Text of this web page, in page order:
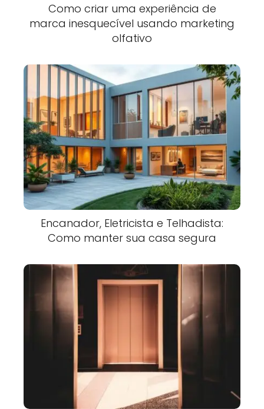
Como criar uma experiência de
marca inesquecível usando marketing
olfativo
Encanador, Eletricista e Telhadista:
Como manter sua casa segura